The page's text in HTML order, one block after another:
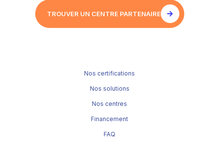
TROUVER UN CENTRE PARTENAIRE
Nos certifications
Nos solutions
Nos centres
Financement
FAQ